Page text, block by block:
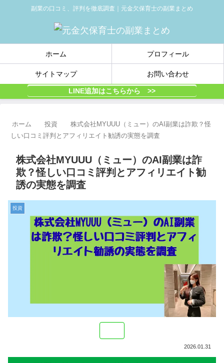
副業の口コミ、評判を徹底調査｜元金欠保育士の副業まとめ
ホーム プロフィール
サイトマップ お問い合わせ
LINE追加はこちらから >>
ホーム 投資
株式会社MYUUU（ミュー）のAI副業は詐欺？怪
しい口コミ評判とアフィリエイト勧誘の実態を調査
株式会社MYUUU（ミュー）のAI副業は詐
欺？怪しい口コミ評判とアフィリエイト勧
誘の実態を調査
投資
2026.01.31